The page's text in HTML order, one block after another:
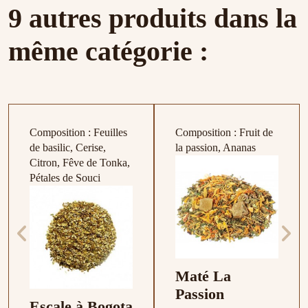
Thé vert , Airelle ,
Ortie , Mûrier , Fraise ,
Framboise
Juicea
Silhouette
6,00 €
Pamplemousse
Produit disponible avec d'autres options
BB Detox
9,00 €
de basilic, Cerise,
Citron, Fêve de Tonka,
Pétales de Souci
Escale à Bogota
7,00 €
la passion, Ananas
Maté La
Passion
6,50 €
9 autres produits dans la
même catégorie :
Composition : Feuilles
de basilic, Cerise,
Citron, Fêve de Tonka,
Pétales de Souci
Composition : Fruit de
la passion, Ananas
Maté La
Passion